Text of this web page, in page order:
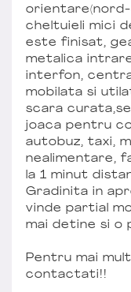
cheltuieli mici
este finisat,
metalica
interfon,
mobilata si
scara
joaca pentru
autobuz, taxi,
nealimentare,
la 1 minut
Gradinita in
vinde partial
mai detine si o
Pentru mai
contactati!!